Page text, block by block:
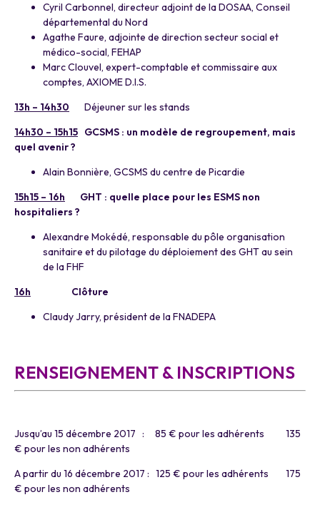
Cyril Carbonnel, directeur adjoint de la DOSAA, Conseil
départemental du Nord
Agathe Faure, adjointe de direction secteur social et
médico-social, FEHAP
Marc Clouvel, expert-comptable et commissaire aux
comptes, AXIOME D.I.S.
13h – 14h30 Déjeuner sur les stands
14h30 – 15h15 GCSMS : un modèle de regroupement, mais
quel avenir ?
Alain Bonnière, GCSMS du centre de Picardie
15h15 – 16h
GHT : quelle place pour les ESMS non
hospitaliers ?
Alexandre Mokédé, responsable du pôle organisation
sanitaire et du pilotage du déploiement des GHT au sein
de la FHF
16h
Clôture
Claudy Jarry, président de la FNADEPA
RENSEIGNEMENT & INSCRIPTIONS
Jusqu’au 15 décembre 2017 : 85 € pour les adhérents 135
€ pour les non adhérents
A partir du 16 décembre 2017 : 125 € pour les adhérents 175
€ pour les non adhérents